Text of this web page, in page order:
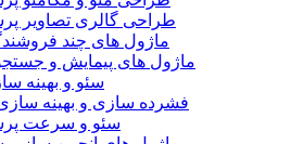
طراحی گالری تصاویر
ماژول های چند
ماژول های پیمایش و
سئو و بهینه
فشرده سازی و بهینه سازی
سئو و سرعت